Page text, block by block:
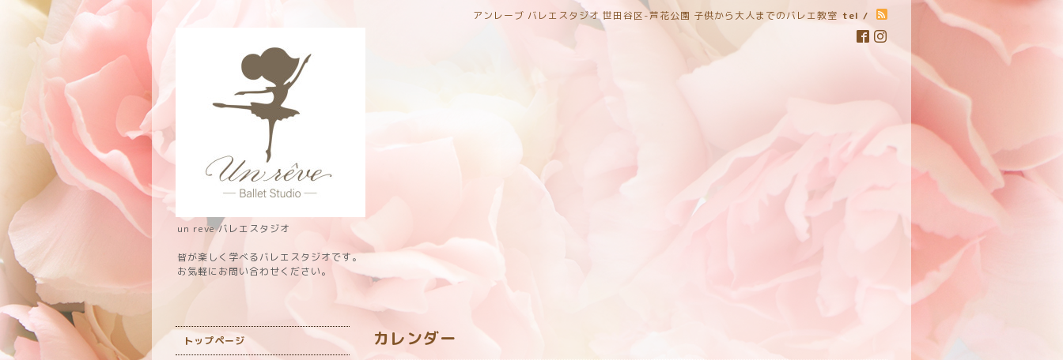
アンレーブ バレエスタジオ 世田谷区-芦花公園 子供から大人までのバレエ教室 tel /
un reve バレエスタジオ
皆が楽しく学べるバレエスタジオです。
お気軽にお問い合わせください。
カレンダー
トップページ